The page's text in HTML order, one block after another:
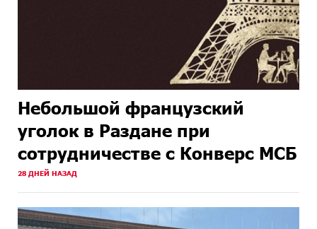
Небольшой французский
уголок в Раздане при
сотрудничестве с Конверс МСБ
28 ДНЕЙ НАЗАД